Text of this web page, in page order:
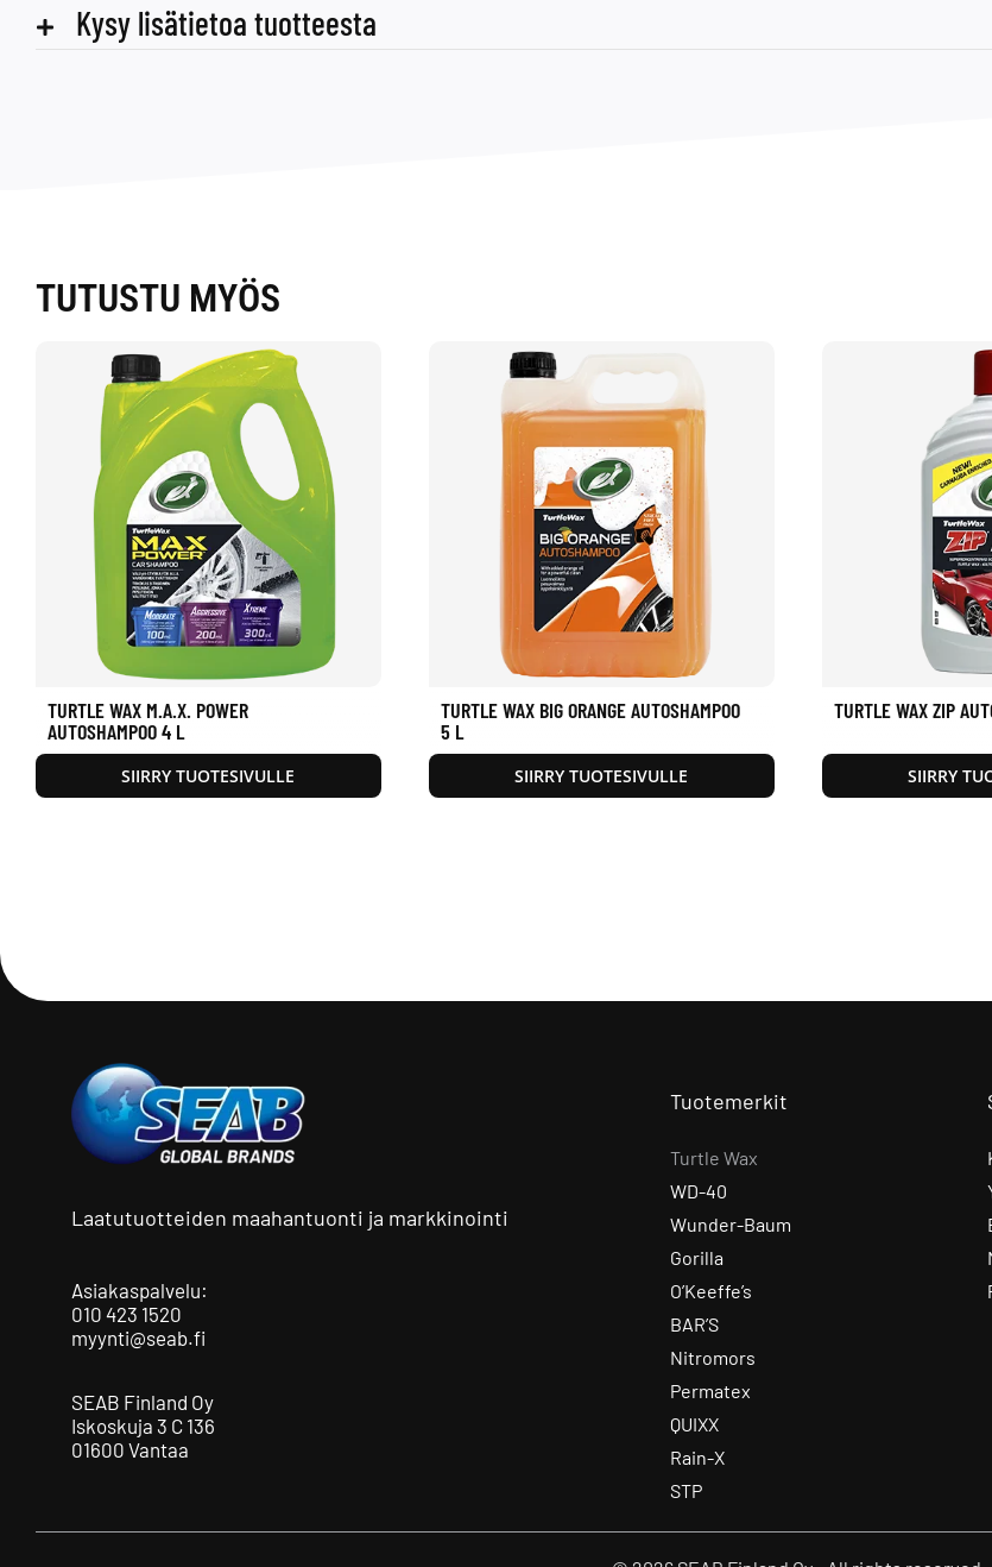
Kysy lisätietoa tuotteesta
TUTUSTU MYÖS
TURTLE WAX M.A.X. POWER
AUTOSHAMPOO 4 L
SIIRRY TUOTESIVULLE
TURTLE WAX BIG ORANGE AUTOSHAMPOO
5 L
SIIRRY TUOTESIVULLE
TURTLE WAX ZIP
SIIRRY
Laatutuotteiden maahantuonti ja markkinointi
Asiakaspalvelu:
010 423 1520
myynti@seab.fi
SEAB Finland Oy
Iskoskuja 3 C 136
01600 Vantaa
Tuotemerkit
Turtle Wax
WD-40
Wunder-Baum
Gorilla
O’Keeffe’s
BAR’S
Nitromors
Permatex
QUIXX
Rain-X
STP